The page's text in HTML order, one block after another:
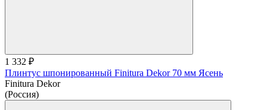
1 332 ₽
Плинтус шпонированный Finitura Dekor 70 мм Ясень
Finitura Dekor
(Россия)